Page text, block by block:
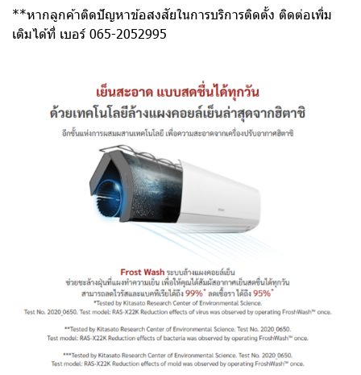
**หากลูกค้าติดปัญหาข้อสงสัยในการบริการติดตั้ง ติดต่อเพิ่ม
เติมได้ที่ เบอร์ 065-2052995